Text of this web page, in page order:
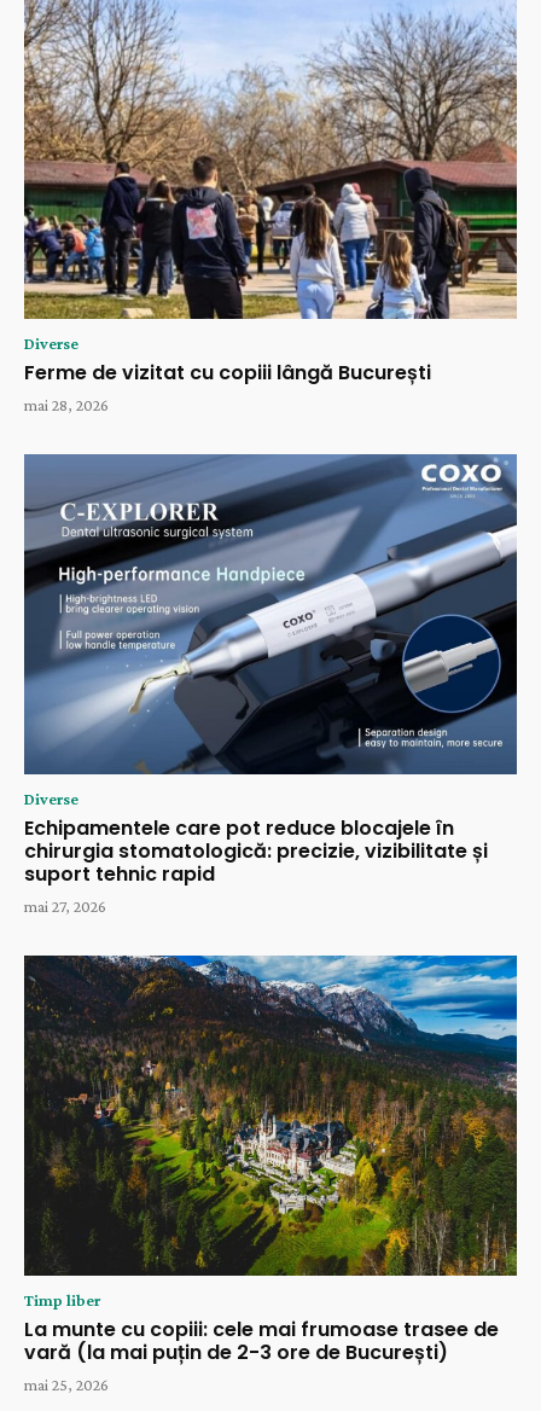
Diverse
Ferme de vizitat cu copiii lângă București
mai 28, 2026
Diverse
Echipamentele care pot reduce blocajele în
chirurgia stomatologică: precizie, vizibilitate și
suport tehnic rapid
mai 27, 2026
Timp liber
La munte cu copiii: cele mai frumoase trasee de
vară (la mai puțin de 2-3 ore de București)
mai 25, 2026